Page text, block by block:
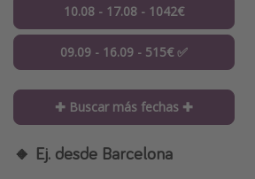
10.08 - 17.08 - 1042€
09.09 - 16.09 - 515€ ✅
✚ Buscar más fechas ✚
🔸 Ej. desde Barcelona